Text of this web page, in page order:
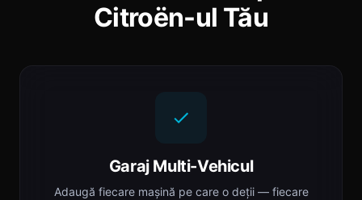
Citroën-ul Tău
Garaj Multi-Vehicul
Adaugă fiecare mașină pe care o deții — fiecare